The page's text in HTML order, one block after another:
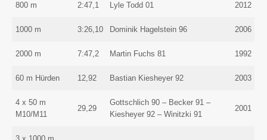
800 m 2:47,1 Lyle Todd 01 2012
1000 m 3:26,10 Dominik Hagelstein 96 2006
2000 m 7:47,2 Martin Fuchs 81 1992
60 m Hürden 12,92 Bastian Kiesheyer 92 2003
4 x 50 m
M10/M11
29,29
Gottschlich 90 – Becker 91 –
Kiesheyer 92 – Winitzki 91
2001